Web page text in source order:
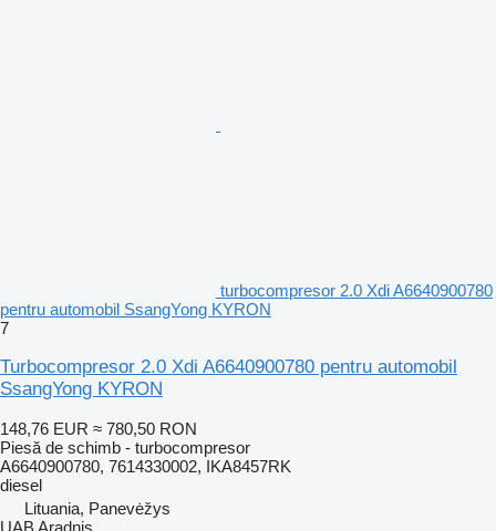
turbocompresor 2.0 Xdi A6640900780
pentru automobil SsangYong KYRON
7
Turbocompresor 2.0 Xdi A6640900780 pentru automobil
SsangYong KYRON
148,76 EUR ≈ 780,50 RON
Piesă de schimb - turbocompresor
A6640900780, 7614330002, IKA8457RK
diesel
Lituania, Panevėžys
UAB Aradnis